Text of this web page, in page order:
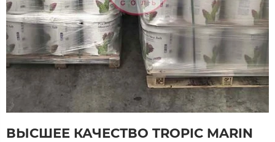
ВЫСШЕЕ КАЧЕСТВО TROPIC MARIN